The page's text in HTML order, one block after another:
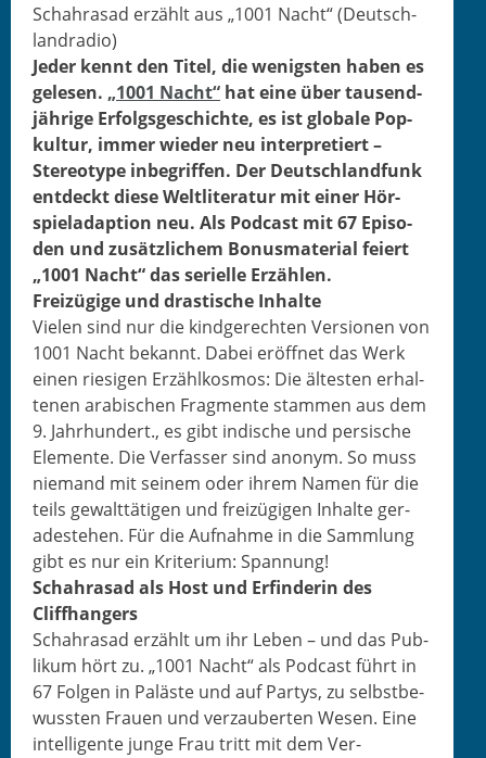
Schahrasad erzählt aus „1001 Nacht“ (Deutsch­
landra­dio)
Jed­er ken­nt den Titel, die wenig­sten haben es
gele­sen. „1001 Nacht“ hat eine über tausend­
jährige Erfol­gs­geschichte, es ist glob­ale Pop­
kul­tur, immer wieder neu inter­pretiert –
Stereo­type inbe­grif­f­en. Der Deutsch­land­funk
ent­deckt diese Weltlit­er­atur mit ein­er Hör­
spieladap­tion neu. Als Pod­cast mit 67 Episo­
den und zusät­zlichem Bonus­ma­te­r­i­al feiert
„1001 Nacht“ das serielle Erzählen.
Freizügige und drastis­che Inhalte
Vie­len sind nur die kindgerecht­en Ver­sio­nen von
1001 Nacht bekan­nt. Dabei eröffnet das Werk
einen riesi­gen Erzäh­lkos­mos: Die ältesten erhal­
te­nen ara­bis­chen Frag­mente stam­men aus dem
9. Jahrhun­dert., es gibt indis­che und per­sis­che
Ele­mente. Die Ver­fass­er sind anonym. So muss
nie­mand mit seinem oder ihrem Namen für die
teils gewalt­täti­gen und freizügi­gen Inhalte ger­
adeste­hen. Für die Auf­nahme in die Samm­lung
gibt es nur ein Kri­teri­um: Spannung!
Schahrasad als Host und Erfind­erin des
Cliffhangers
Schahrasad erzählt um ihr Leben – und das Pub­
likum hört zu. „1001 Nacht“ als Pod­cast führt in
67 Fol­gen in Paläste und auf Par­tys, zu selb­st­be­
wussten Frauen und verza­uberten Wesen. Eine
intel­li­gente junge Frau tritt mit dem Ver­